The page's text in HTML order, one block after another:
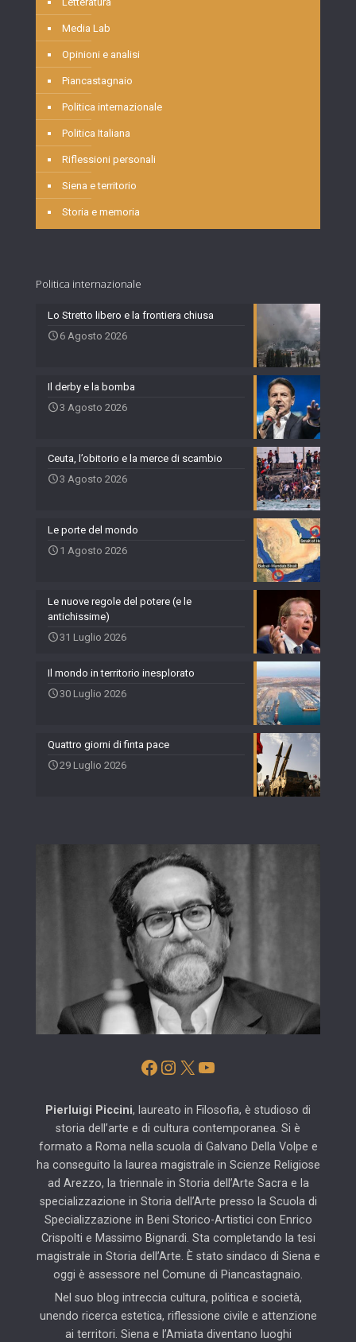
Media Lab
Opinioni e analisi
Piancastagnaio
Politica internazionale
Politica Italiana
Riflessioni personali
Siena e territorio
Storia e memoria
Politica internazionale
Lo Stretto libero e la frontiera chiusa
6 Agosto 2026
Il derby e la bomba
3 Agosto 2026
Ceuta, l’obitorio e la merce di scambio
3 Agosto 2026
Le porte del mondo
1 Agosto 2026
Le nuove regole del potere (e le
antichissime)
31 Luglio 2026
Il mondo in territorio inesplorato
30 Luglio 2026
Quattro giorni di finta pace
29 Luglio 2026
Facebook
Instagram
X YouTube
Pierluigi Piccini, laureato in Filosofia, è studioso di
storia dell’arte e di cultura contemporanea. Si è
formato a Roma nella scuola di Galvano Della Volpe e
ha conseguito la laurea magistrale in Scienze Religiose
ad Arezzo, la triennale in Storia dell’Arte Sacra e la
specializzazione in Storia dell’Arte presso la Scuola di
Specializzazione in Beni Storico-Artistici con Enrico
Crispolti e Massimo Bignardi. Sta completando la tesi
magistrale in Storia dell’Arte. È stato sindaco di Siena e
oggi è assessore nel Comune di Piancastagnaio.
Nel suo blog intreccia cultura, politica e società,
unendo ricerca estetica, riflessione civile e attenzione
ai territori. Siena e l’Amiata diventano luoghi